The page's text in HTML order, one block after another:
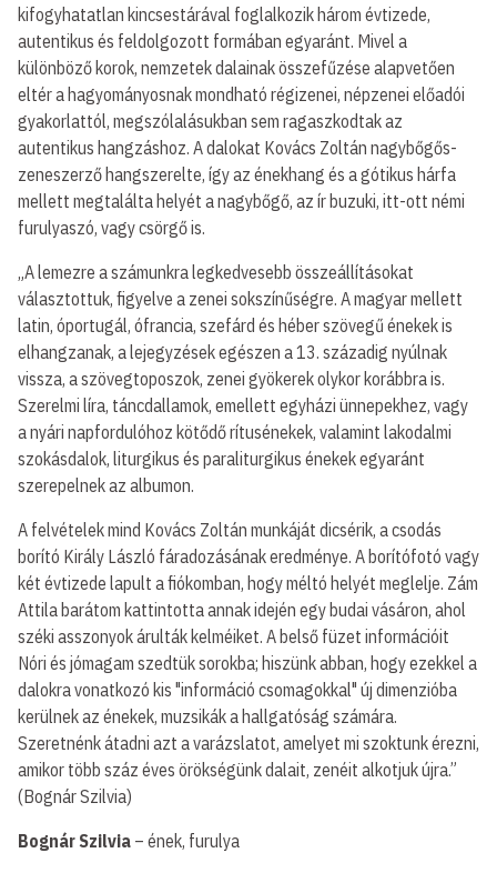
kifogyhatatlan kincsestárával foglalkozik három évtizede,
autentikus és feldolgozott formában egyaránt. Mivel a
különböző korok, nemzetek dalainak összefűzése alapvetően
eltér a hagyományosnak mondható régizenei, népzenei előadói
gyakorlattól, megszólalásukban sem ragaszkodtak az
autentikus hangzáshoz. A dalokat Kovács Zoltán nagybőgős-
zeneszerző hangszerelte, így az énekhang és a gótikus hárfa
mellett megtalálta helyét a nagybőgő, az ír buzuki, itt-ott némi
furulyaszó, vagy csörgő is.
„A lemezre a számunkra legkedvesebb összeállításokat
választottuk, figyelve a zenei sokszínűségre. A magyar mellett
latin, óportugál, ófrancia, szefárd és héber szövegű énekek is
elhangzanak, a lejegyzések egészen a 13. századig nyúlnak
vissza, a szövegtoposzok, zenei gyökerek olykor korábbra is.
Szerelmi líra, táncdallamok, emellett egyházi ünnepekhez, vagy
a nyári napfordulóhoz kötődő rítusénekek, valamint lakodalmi
szokásdalok, liturgikus és paraliturgikus énekek egyaránt
szerepelnek az albumon.
A felvételek mind Kovács Zoltán munkáját dicsérik, a csodás
borító Király László fáradozásának eredménye. A borítófotó vagy
két évtizede lapult a fiókomban, hogy méltó helyét meglelje. Zám
Attila barátom kattintotta annak idején egy budai vásáron, ahol
széki asszonyok árulták kelméiket. A belső füzet információit
Nóri és jómagam szedtük sorokba; hiszünk abban, hogy ezekkel a
dalokra vonatkozó kis "információ csomagokkal" új dimenzióba
kerülnek az énekek, muzsikák a hallgatóság számára.
Szeretnénk átadni azt a varázslatot, amelyet mi szoktunk érezni,
amikor több száz éves örökségünk dalait, zenéit alkotjuk újra.”
(Bognár Szilvia)
Bognár Szilvia – ének, furulya